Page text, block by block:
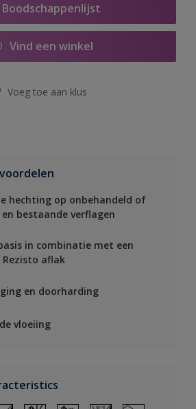
Boodschappenlijst
Vind een winkel
Voeg toe aan klus
hechting op onbehandeld of
bestaande verflagen
in combinatie met een
Rezisto aflak
en doorharding
vloeiing